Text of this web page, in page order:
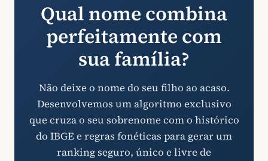
Qual nome combina
perfeitamente com
sua família?
Não deixe o nome do seu filho ao acaso.
Desenvolvemos um algoritmo exclusivo
que cruza o seu sobrenome com o histórico
do IBGE e regras fonéticas para gerar um
ranking seguro, único e livre de